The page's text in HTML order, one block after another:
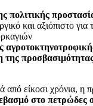
πολιτικής
και αξιόπιστο
της
από είκοσι χρόνια, η
στο πετρώδες